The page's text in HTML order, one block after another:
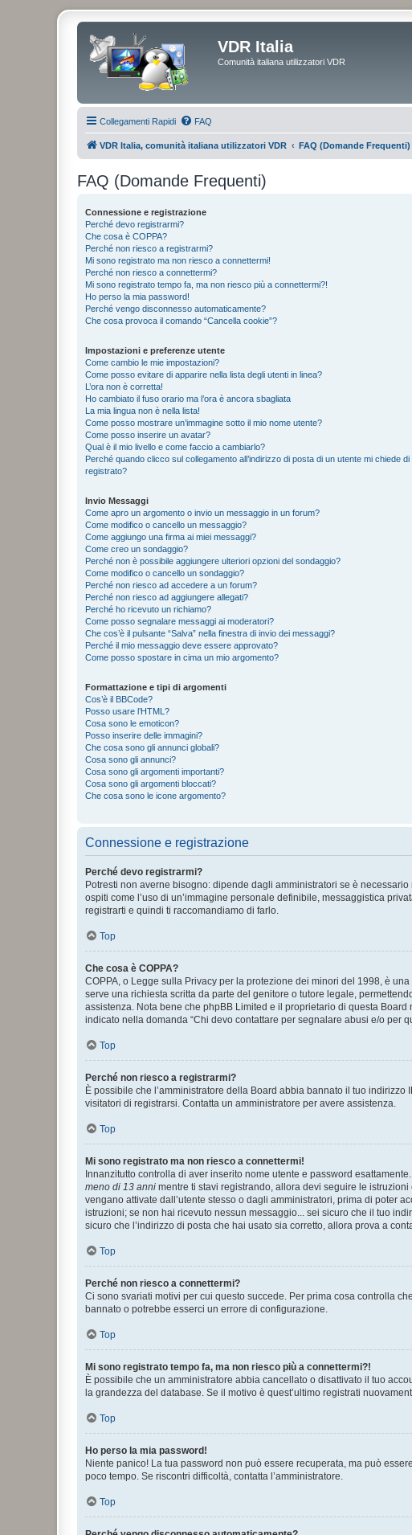
VDR Italia
Comunità italiana utilizzatori VDR
Collegamenti Rapidi FAQ
VDR Italia, comunità italiana utilizzatori VDR FAQ (Domande Frequenti)
FAQ (Domande Frequenti)
Connessione e registrazione
Perché devo registrarmi?
Che cosa è COPPA?
Perché non riesco a registrarmi?
Mi sono registrato ma non riesco a connettermi!
Perché non riesco a connettermi?
Mi sono registrato tempo fa, ma non riesco più a connettermi?!
Ho perso la mia password!
Perché vengo disconnesso automaticamente?
Che cosa provoca il comando “Cancella cookie”?
Impostazioni e preferenze utente
Come cambio le mie impostazioni?
Come posso evitare di apparire nella lista degli utenti in linea?
L’ora non è corretta!
Ho cambiato il fuso orario ma l’ora è ancora sbagliata
La mia lingua non è nella lista!
Come posso mostrare un’immagine sotto il mio nome utente?
Come posso inserire un avatar?
Qual è il mio livello e come faccio a cambiarlo?
Perché quando clicco sul collegamento all’indirizzo di posta di un utente mi chiede
registrato?
Invio Messaggi
Come apro un argomento o invio un messaggio in un forum?
Come modifico o cancello un messaggio?
Come aggiungo una firma ai miei messaggi?
Come creo un sondaggio?
Perché non è possibile aggiungere ulteriori opzioni del sondaggio?
Come modifico o cancello un sondaggio?
Perché non riesco ad accedere a un forum?
Perché non riesco ad aggiungere allegati?
Perché ho ricevuto un richiamo?
Come posso segnalare messaggi ai moderatori?
Che cos’è il pulsante “Salva” nella finestra di invio dei messaggi?
Perché il mio messaggio deve essere approvato?
Come posso spostare in cima un mio argomento?
Formattazione e tipi di argomenti
Cos’è il BBCode?
Posso usare l’HTML?
Cosa sono le emoticon?
Posso inserire delle immagini?
Che cosa sono gli annunci globali?
Cosa sono gli annunci?
Cosa sono gli argomenti importanti?
Cosa sono gli argomenti bloccati?
Che cosa sono le icone argomento?
Connessione e registrazione
Perché devo registrarmi?
Potresti non averne bisogno: dipende dagli amministratori se è
ospiti come l’uso di un’immagine personale definibile, messaggistica
registrarti e quindi ti raccomandiamo di farlo.
Top
Che cosa è COPPA?
COPPA, o Legge sulla Privacy per la protezione dei minori del 1998, è
serve una richiesta scritta da parte del genitore o tutore legale,
assistenza. Nota bene che phpBB Limited e il proprietario di questa
indicato nella domanda “Chi devo contattare per segnalare abusi e/o per
Top
Perché non riesco a registrarmi?
È possibile che l’amministratore della Board abbia bannato il tuo
visitatori di registrarsi. Contatta un amministratore per avere assistenza.
Top
Mi sono registrato ma non riesco a connettermi!
Innanzitutto controlla di aver inserito nome utente e password
meno di 13 anni mentre ti stavi registrando, allora devi seguire le
vengano attivate dall’utente stesso o dagli amministratori, prima di poter
istruzioni; se non hai ricevuto nessun messaggio... sei sicuro che il tuo
sicuro che l’indirizzo di posta che hai usato sia corretto, allora prova a
Top
Perché non riesco a connettermi?
Ci sono svariati motivi per cui questo succede. Per prima cosa controlla
bannato o potrebbe esserci un errore di configurazione.
Top
Mi sono registrato tempo fa, ma non riesco più a connettermi?!
È possibile che un amministratore abbia cancellato o disattivato il tuo
la grandezza del database. Se il motivo è quest’ultimo registrati
Top
Ho perso la mia password!
Niente panico! La tua password non può essere recuperata, ma può
poco tempo. Se riscontri difficoltà, contatta l’amministratore.
Top